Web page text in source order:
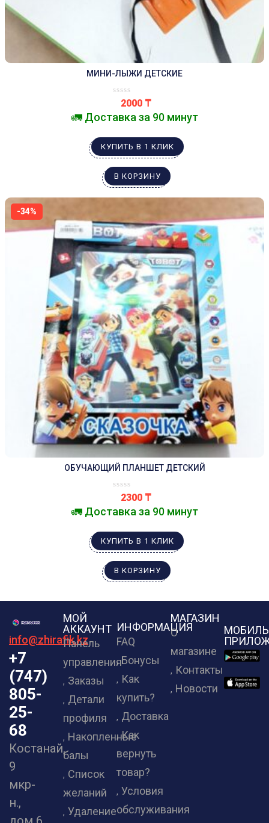
МИНИ-ЛЫЖИ ДЕТСКИЕ
2000 ₸
🚛 Доставка за 90 минут
КУПИТЬ В 1 КЛИК
В КОРЗИНУ
-34%
ОБУЧАЮЩИЙ ПЛАНШЕТ ДЕТСКИЙ
2300 ₸
🚛 Доставка за 90 минут
КУПИТЬ В 1 КЛИК
В КОРЗИНУ
info@zhirafik.kz
+7
(747)
805-
25-
68
Костанай,
9
мкр-
н.,
МОЙ
АККАУНТ
Панель
управления
Заказы
Детали
профиля
Накопленные
балы
Список
желаний
Удаление
ИНФОРМАЦИЯ
FAQ
Бонусы
Как
купить?
Доставка
Как
вернуть
товар?
Условия
обслуживания
МАГАЗИН
О
магазине
Контакты
Новости